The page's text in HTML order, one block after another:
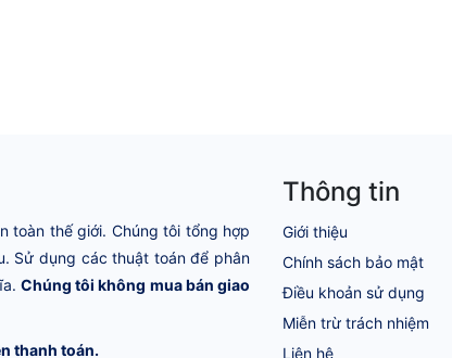
toàn thế giới. Chúng tôi tổng hợp
Sử dụng các thuật toán để phân
Chúng tôi không mua bán giao
thanh toán.
Thông tin
Giới thiệu
Chính sách bảo mật
Điều khoản sử dụng
Miễn trừ trách nhiệm
Liên hệ